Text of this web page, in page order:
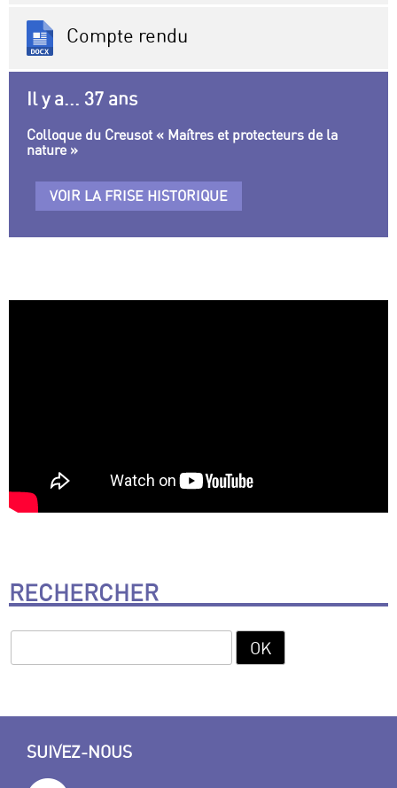
Compte rendu
Il y a... 37 ans
Colloque du Creusot « Maîtres et protecteurs de la
nature »
VOIR LA FRISE HISTORIQUE
RECHERCHER
SUIVEZ-NOUS